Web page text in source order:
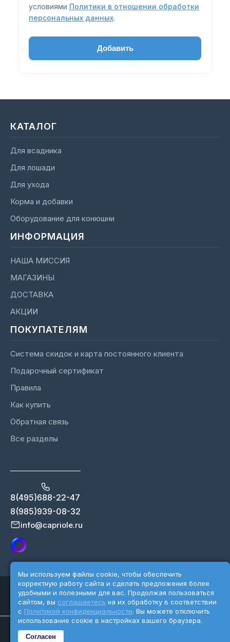
условиями Политики в отношении обработки
персональных данных.
КАТАЛОГ
Для всадника
Для лошади
Для ухода
Корма и добавки
Оборудование для конюшни
ИНФОРМАЦИЯ
НАША МИССИЯ
МАГАЗИНЫ
ДОСТАВКА
АКЦИИ
ПОКУПАТЕЛЯМ
Система скидок и карта постоянного клиента
Подарочный сертификат
Правила
Как купить
Обратная связь
Все разделы
8(495)688-22-47
8(985)939-08-32
info@capriole.ru
Copyright 2026 ©Capriole.ru
Разработка сайта - Karnatkina.ru
Уведомляем посетителей сайта об обработке персональных
данных.Политика организации в отношении персональных данных
Мы используем файлы cookie, чтобы обеспечить
корректную работу сайта и сделать предложения более
удобными и полезными для вас. Продолжая пользоваться
сайтом, вы соглашаетесь на их обработку в соответствии
с Политикой конфиденциальности. Вы можете отключить
использование cookie в настройках вашего браузера.
Согласен